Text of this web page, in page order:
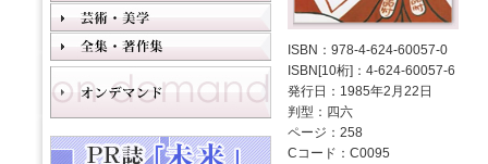
ISBN：978-4-624-60057-0
ISBN[10桁]：4-624-60057-6
発行日：1985年2月22日
判型：四六
ページ：258
Cコード：C0095